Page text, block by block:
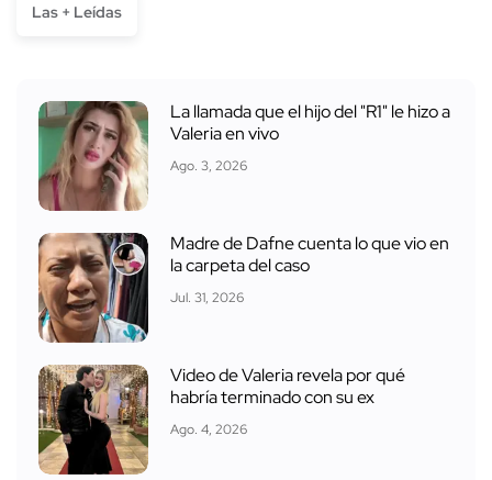
Las + Leídas
La llamada que el hijo del "R1" le hizo a
Valeria en vivo
Ago. 3, 2026
Madre de Dafne cuenta lo que vio en
la carpeta del caso
Jul. 31, 2026
Video de Valeria revela por qué
habría terminado con su ex
Ago. 4, 2026